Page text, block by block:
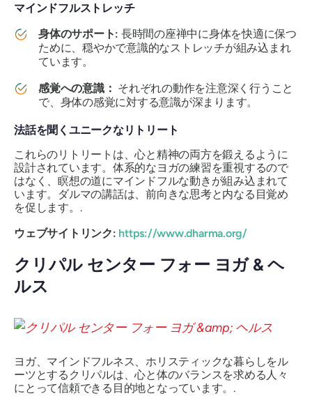
マインドフルストレッチ
身体のサポート: 長時間の座禅中に身体を快適に保つ
ために、穏やかで意識的なストレッチが組み込まれ
ています。
感覚への意識： それぞれの動作を注意深く行うこと
で、身体の感覚に対する意識が深まります。
法話を聞くユニークなリトリート
これらのリトリートは、心と精神の両方を鍛えるように
設計されています。体系的なヨガの練習を重視するので
はなく、瞑想の道にマインドフルな動きが組み込まれて
います。ダルマの講話は、前向きな思考と内なる目覚め
を促します。.
ウェブサイトリンク: https://www.dharma.org/
クリパル センター フォー ヨガ & ヘ
ルス
ヨガ、マインドフルネス、ホリスティックな暮らしをル
ーツとするクリパルは、心と体のバランスを求める人々
にとって信頼できる目的地となっています。.